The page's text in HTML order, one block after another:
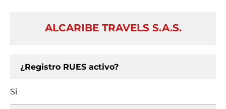
ALCARIBE TRAVELS S.A.S.
¿Registro RUES activo?
Si